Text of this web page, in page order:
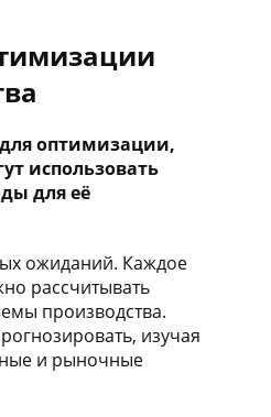
оптимизации,
использовать
для её
ожиданий. Каждое
рассчитывать
производства.
изучая
и рыночные